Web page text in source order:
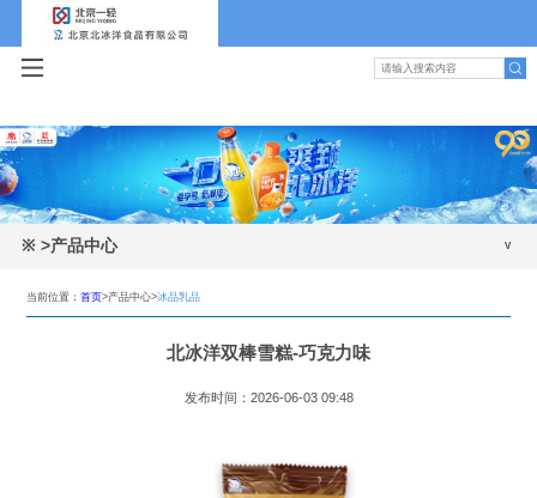
※ >产品中心
中式饮品
当前位置：首页>产品中心>冰品乳品
北冰洋双棒雪糕-巧克力味
发布时间：2026-06-03 09:48